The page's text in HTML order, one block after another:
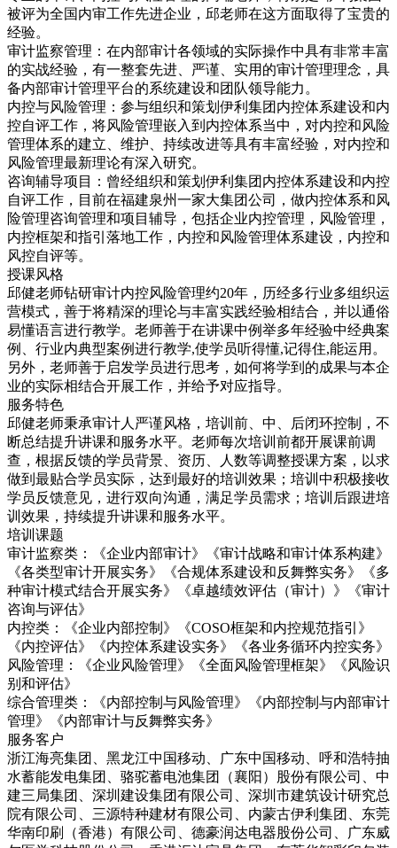
被评为全国内审工作先进企业，邱老师在这方面取得了宝贵的
经验。
审计监察管理：在内部审计各领域的实际操作中具有非常丰富
的实战经验，有一整套先进、严谨、实用的审计管理理念，具
备内部审计管理平台的系统建设和团队领导能力。
内控与风险管理：参与组织和策划伊利集团内控体系建设和内
控自评工作，将风险管理嵌入到内控体系当中，对内控和风险
管理体系的建立、维护、持续改进等具有丰富经验，对内控和
风险管理最新理论有深入研究。
咨询辅导项目：曾经组织和策划伊利集团内控体系建设和内控
自评工作，目前在福建泉州一家大集团公司，做内控体系和风
险管理咨询管理和项目辅导，包括企业内控管理，风险管理，
内控框架和指引落地工作，内控和风险管理体系建设，内控和
风控自评等。
授课风格
邱健老师钻研审计内控风险管理约20年，历经多行业多组织运
营模式，善于将精深的理论与丰富实践经验相结合，并以通俗
易懂语言进行教学。老师善于在讲课中例举多年经验中经典案
例、行业内典型案例进行教学,使学员听得懂,记得住,能运用。
另外，老师善于启发学员进行思考，如何将学到的成果与本企
业的实际相结合开展工作，并给予对应指导。
服务特色
邱健老师秉承审计人严谨风格，培训前、中、后闭环控制，不
断总结提升讲课和服务水平。老师每次培训前都开展课前调
查，根据反馈的学员背景、资历、人数等调整授课方案，以求
做到最贴合学员实际，达到最好的培训效果；培训中积极接收
学员反馈意见，进行双向沟通，满足学员需求；培训后跟进培
训效果，持续提升讲课和服务水平。
培训课题
审计监察类：《企业内部审计》《审计战略和审计体系构建》
《各类型审计开展实务》《合规体系建设和反舞弊实务》《多
种审计模式结合开展实务》《卓越绩效评估（审计）》《审计
咨询与评估》
内控类：《企业内部控制》《COSO框架和内控规范指引》
《内控评估》《内控体系建设实务》《各业务循环内控实务》
风险管理：《企业风险管理》《全面风险管理框架》《风险识
别和评估》
综合管理类：《内部控制与风险管理》《内部控制与内部审计
管理》《内部审计与反舞弊实务》
服务客户
浙江海亮集团、黑龙江中国移动、广东中国移动、呼和浩特抽
水蓄能发电集团、骆驼蓄电池集团（襄阳）股份有限公司、中
建三局集团、深圳建设集团有限公司、深圳市建筑设计研究总
院有限公司、三源特种建材有限公司、内蒙古伊利集团、东莞
华南印刷（香港）有限公司、德豪润达电器股份公司、广东威